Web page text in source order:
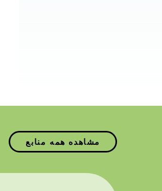
مشاهده همه منابع